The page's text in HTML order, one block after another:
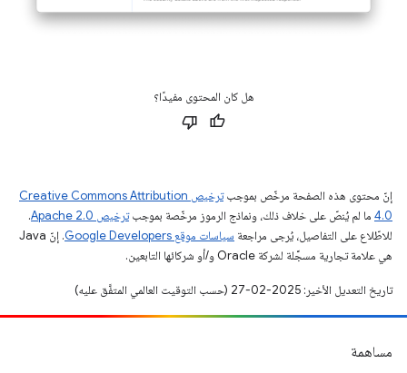
هل كان المحتوى مفيدًا؟
إنّ محتوى هذه الصفحة مرخّص بموجب
ترخيص Creative Commons Attribution
4.0‏ ما لم يُنصّ على خلاف ذلك، ونماذج الرموز مرخّصة بموجبترخيص Apache 2.0‏
.
للاطّلاع على التفاصيل، يُرجى مراجعة سياسات موقع Google Developers‏
. إنّ Java
هي علامة تجارية مسجَّلة لشركة Oracle و/أو شركائها التابعين.
تاريخ التعديل الأخير: 2025-02-27 (حسب التوقيت العالمي المتفَّق عليه)
مساهمة